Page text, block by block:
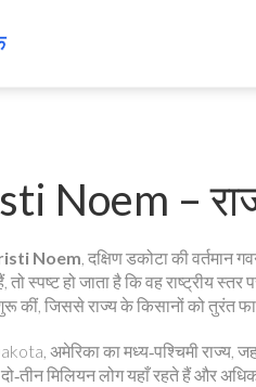
Noem –
Noem, दक्षिण डकोटा की वर्तमान
तो स्पष्ट हो जाता है कि वह राष्ट्रीय
कीं, जिससे राज्य के किसानों को तुरंत
, अमेरिका का मध्य‑पश्चिमी राज्य,
मिलियन लोग यहाँ रहते हैं और